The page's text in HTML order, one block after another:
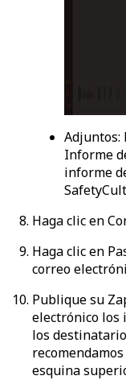
Adjuntos:
Informe
informe
Haga clic en
Haga clic en
correo
Publique su
electrónico los
los
esquina